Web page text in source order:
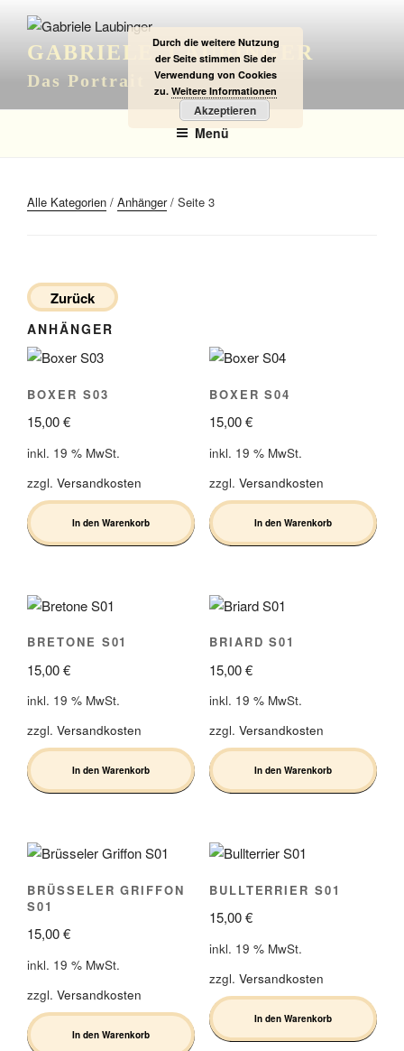
Inhalt
springenGABRIELE LAUBINGER
Das Portrait
Menü
Alle Kategorien / Anhänger/ Seite 3
Zurück
ANHÄNGER
BOXER S03
15,00€
inkl. 19 % MwSt.
zzgl. Versandkosten
In den Warenkorb
BOXER S04
15,00€
inkl. 19 % MwSt.
zzgl. Versandkosten
In den Warenkorb
BRETONE S01
15,00€
inkl. 19 % MwSt.
zzgl. Versandkosten
In den Warenkorb
BRIARD S01
15,00€
inkl. 19 % MwSt.
zzgl. Versandkosten
In den Warenkorb
BRÜSSELER GRIFFON
S01
15,00€
inkl. 19 % MwSt.
zzgl. Versandkosten
In den Warenkorb
BULLTERRIER S01
15,00€
inkl. 19 % MwSt.
zzgl. Versandkosten
In den Warenkorb
Durch die weitere Nutzung
der Seite stimmen Sie der
Verwendung von Cookies
zu. Weitere Informationen
Akzeptieren